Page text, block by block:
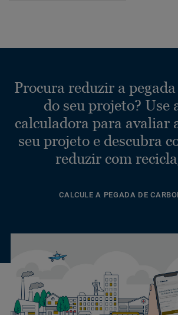
Procura reduzir a
do seu projeto? Use
calculadora para avaliar
seu projeto e descubra
reduzir com
CALCULE A PEGADA DE